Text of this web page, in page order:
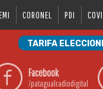
CORONEL PDI
TARIFA
Facebook
/patagualradiodigital